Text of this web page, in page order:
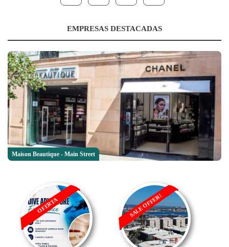
EMPRESAS DESTACADAS
Maison Beautique - Main Street
OFERTA SALE OFFER!